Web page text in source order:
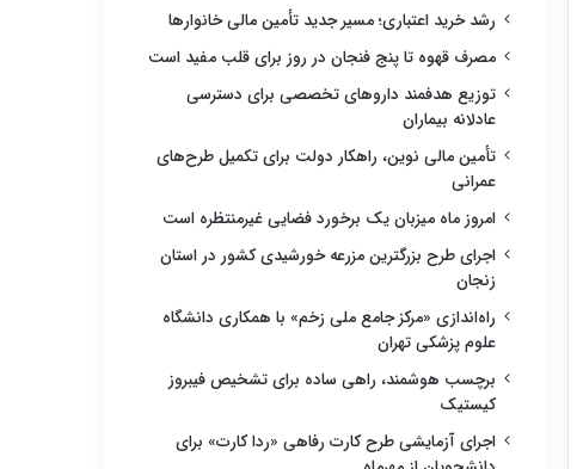
رشد خرید اعتباری؛ مسیر جدید تأمین مالی خانوارها
مصرف قهوه تا پنج فنجان در روز برای قلب مفید است
توزیع هدفمند داروهای تخصصی برای دسترسی
عادلانه بیماران
تأمین مالی نوین، راهکار دولت برای تکمیل طرح‌های
عمرانی
امروز ماه میزبان یک برخورد فضایی غیرمنتظره است
اجرای طرح بزرگترین مزرعه خورشیدی کشور در استان
زنجان
راه‌اندازی «مرکز جامع ملی زخم» با همکاری دانشگاه
علوم پزشکی تهران
برچسب هوشمند، راهی ساده برای تشخیص فیبروز
کیستیک
اجرای آزمایشی طرح کارت رفاهی «ردا کارت» برای